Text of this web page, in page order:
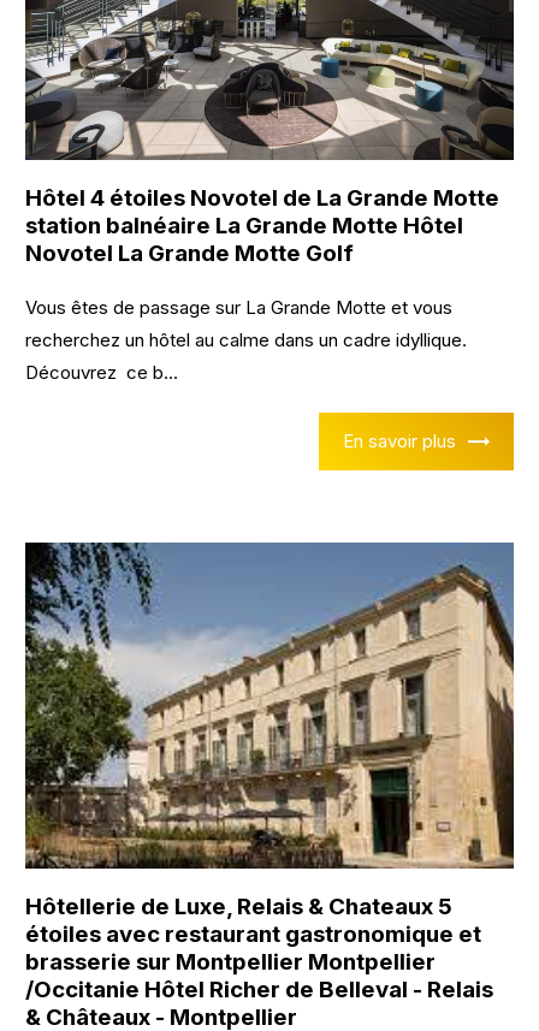
Hôtel 4 étoiles Novotel de La Grande Motte
station balnéaire La Grande Motte Hôtel
Novotel La Grande Motte Golf
Vous êtes de passage sur La Grande Motte et vous
recherchez un hôtel au calme dans un cadre idyllique.
Découvrez ce b...
En savoir plus
Hôtellerie de Luxe, Relais & Chateaux 5
étoiles avec restaurant gastronomique et
brasserie sur Montpellier Montpellier
/Occitanie Hôtel Richer de Belleval - Relais
& Châteaux - Montpellier